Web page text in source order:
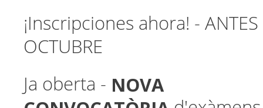
¡Inscripciones ahora! -
OCTUBRE
Ja oberta - NOVA